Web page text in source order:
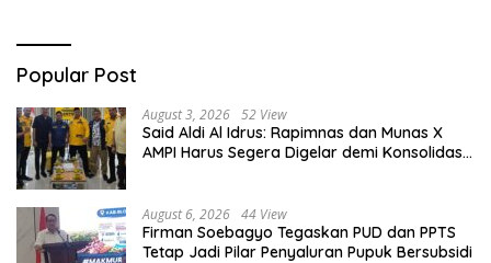
Popular Post
August 3, 2026 52 View
Said Aldi Al Idrus: Rapimnas dan Munas X
AMPI Harus Segera Digelar demi Konsolidasi
August 6, 2026 44 View
Firman Soebagyo Tegaskan PUD dan PPTS
Tetap Jadi Pilar Penyaluran Pupuk Bersubsidi